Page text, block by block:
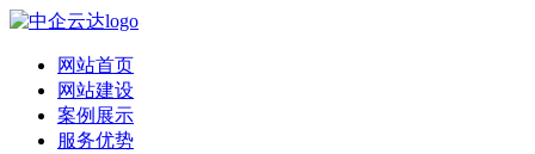
网站首页
网站建设
案例展示
服务优势